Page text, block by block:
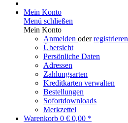
Mein Konto
Menü schließen
Mein Konto
Anmelden oderregistrieren
Übersicht
Persönliche Daten
Adressen
Zahlungsarten
Kreditkarten verwalten
Bestellungen
Sofortdownloads
Merkzettel
Warenkorb 0 € 0,00 *